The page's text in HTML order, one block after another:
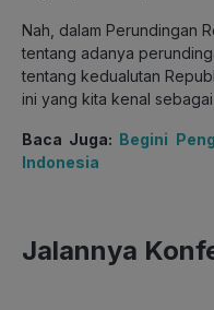
Nah, dalam Perundingan
tentang adanya
tentang kedualutan
ini yang kita kenal
Baca Juga: Begini
Indonesia
Jalannya